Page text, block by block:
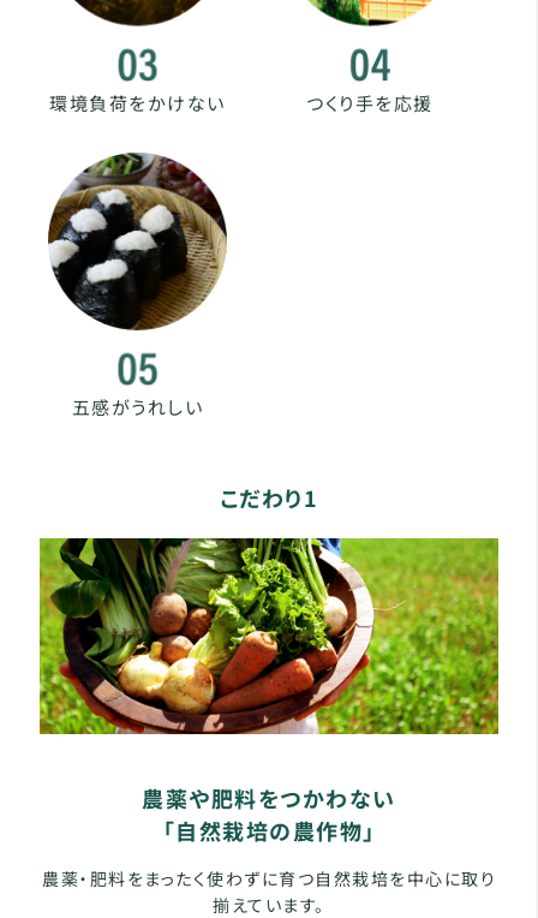
環境負荷をかけない つくり手を応援
五感がうれしい
こだわり1
農薬や肥料をつかわない
「自然栽培の農作物」
農薬・肥料をまったく使わずに育つ自然栽培を中心に取り
揃えています。